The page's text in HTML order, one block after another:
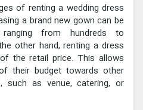
of renting a wedding dress
a brand new gown can be
from hundreds to
other hand, renting a dress
the retail price. This allows
their budget towards other
such as venue, catering, or